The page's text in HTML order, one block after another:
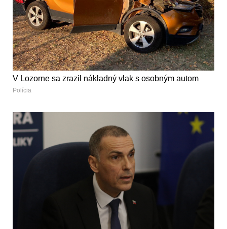
V Lozorne sa zrazil nákladný vlak s osobným autom
Polícia